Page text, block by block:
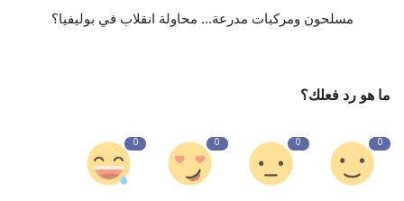
مسلحون ومركبات مدرعة... محاولة انقلاب في بوليفيا؟
ما هو رد فعلك؟
0
0
0
0